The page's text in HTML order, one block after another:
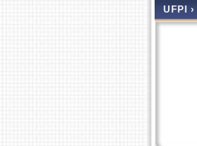
UFPI ›